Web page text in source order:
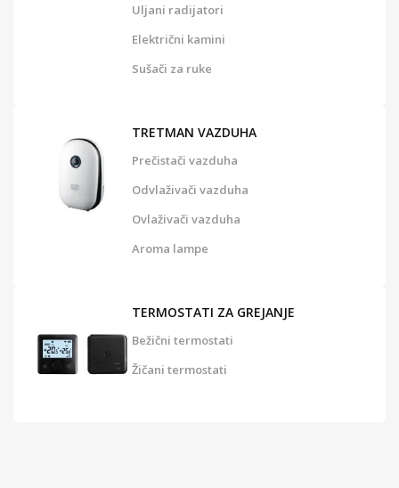
Uljani radijatori
Električni kamini
Sušači za ruke
TRETMAN VAZDUHA
Prečistači vazduha
Odvlaživači vazduha
Ovlaživači vazduha
Aroma lampe
TERMOSTATI ZA GREJANJE
Bežični termostati
Žičani termostati